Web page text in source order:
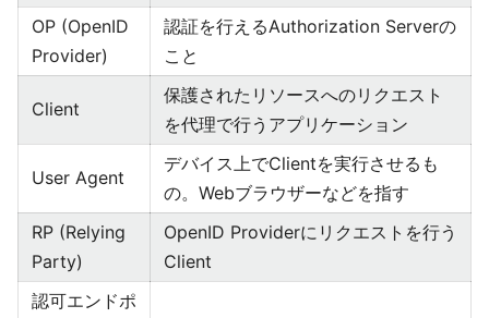
OP (OpenID
Provider)
認証を行えるAuthorization Serverの
こと
Client
保護されたリソースへのリクエスト
を代理で行うアプリケーション
User Agent
デバイス上でClientを実行させるも
の。Webブラウザーなどを指す
RP (Relying
Party)
OpenID Providerにリクエストを行う
Client
認可エンドポ